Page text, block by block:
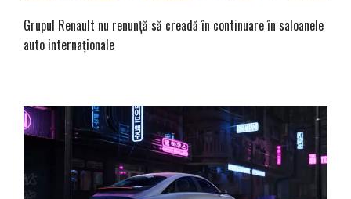
Grupul Renault nu renunță să creadă în continuare în saloanele
auto internaționale